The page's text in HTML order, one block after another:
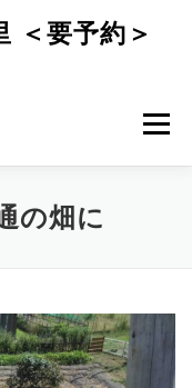
＜要予約＞
メニュー
の畑に